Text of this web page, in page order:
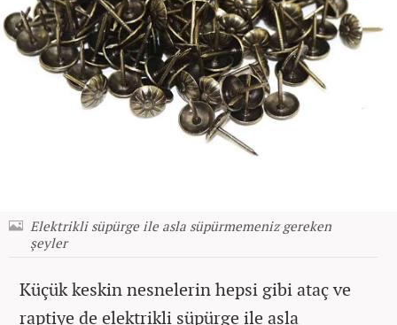
Elektrikli süpürge ile asla süpürmemeniz gereken
şeyler
Küçük keskin nesnelerin hepsi gibi ataç ve
raptiye de elektrikli süpürge ile asla